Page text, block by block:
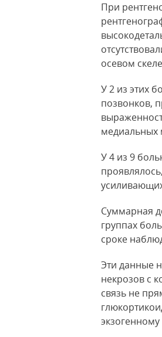
При
осевом
У 2 из этих
позвонков,
медиальных
У 4 из 9
Суммарная
группах
сроке
Эти данные
некрозов с
связь не